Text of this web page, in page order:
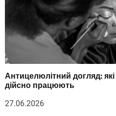
Антицелюлітний догляд: які
дійсно працюють
27.06.2026